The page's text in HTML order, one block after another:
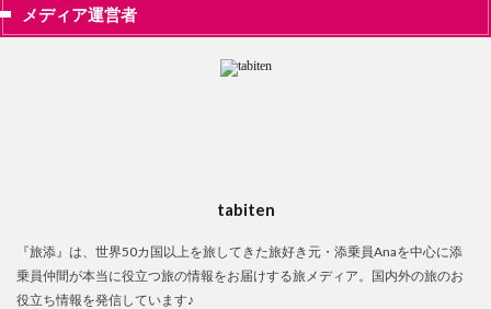
メディア運営者
tabiten
『旅添』は、世界50カ国以上を旅してきた旅好き元・添乗員Anaを中心に添
乗員仲間が本当に役立つ旅の情報をお届けする旅メディア。国内外の旅のお
役立ち情報を発信しています♪